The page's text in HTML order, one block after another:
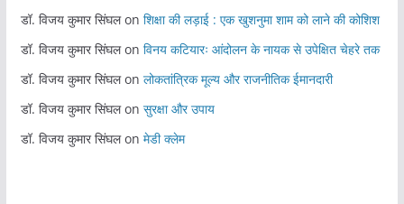
डॉ. विजय कुमार सिंघलon शिक्षा की लड़ाई : एक खुशनुमा शाम को लाने की कोशिश
डॉ. विजय कुमार सिंघलon विनय कटियारः आंदोलन के नायक से उपेक्षित चेहरे तक
डॉ. विजय कुमार सिंघलon लोकतांत्रिक मूल्य और राजनीतिक ईमानदारी
डॉ. विजय कुमार सिंघलon सुरक्षा और उपाय
डॉ. विजय कुमार सिंघलon मेडी क्लेम